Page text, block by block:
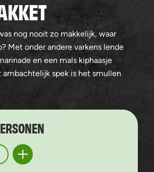
nog nooit zo makkelijk, waar
Met onder andere varkens lende
en een mals kiphaasje
spek is het smullen